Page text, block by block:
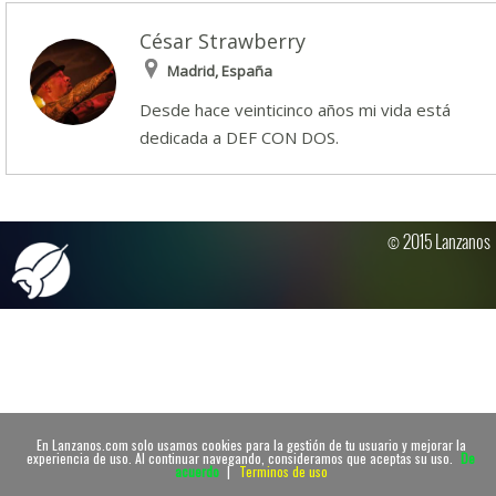
En Lanzanos.com solo usamos cookies para la gestión de tu usuario y mejorar la
experiencia de uso. Al continuar navegando, consideramos que aceptas su uso. De
acuerdo | Terminos de uso
César Strawberry
Madrid, España
Desde hace veinticinco años mi vida está
dedicada a DEF CON DOS.
© 2015 Lanzanos